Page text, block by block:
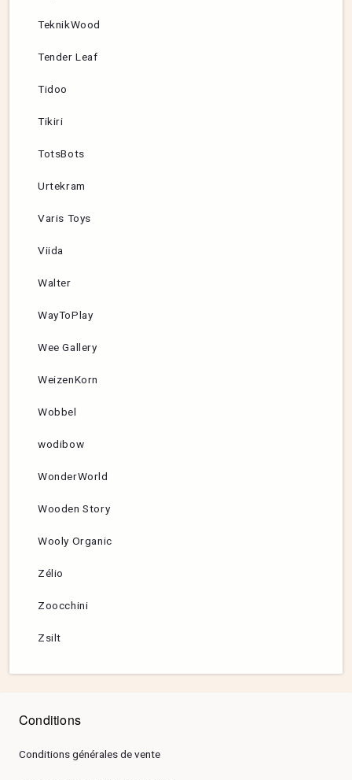
TeknikWood
Tender Leaf
Tidoo
Tikiri
TotsBots
Urtekram
Varis Toys
Viida
Walter
WayToPlay
Wee Gallery
WeizenKorn
Wobbel
wodibow
WonderWorld
Wooden Story
Wooly Organic
Zélio
Zoocchini
Zsilt
Conditions
Conditions générales de vente